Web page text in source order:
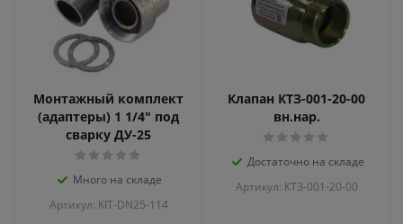
Монтажный комплект
(адаптеры) 1 1/4" под
сварку ДУ-25
Много на складе
Артикул: KIT-DN25-114
Клапан КТЗ-001-20-00
вн.нар.
Достаточно на складе
Артикул: КТЗ-001-20-00